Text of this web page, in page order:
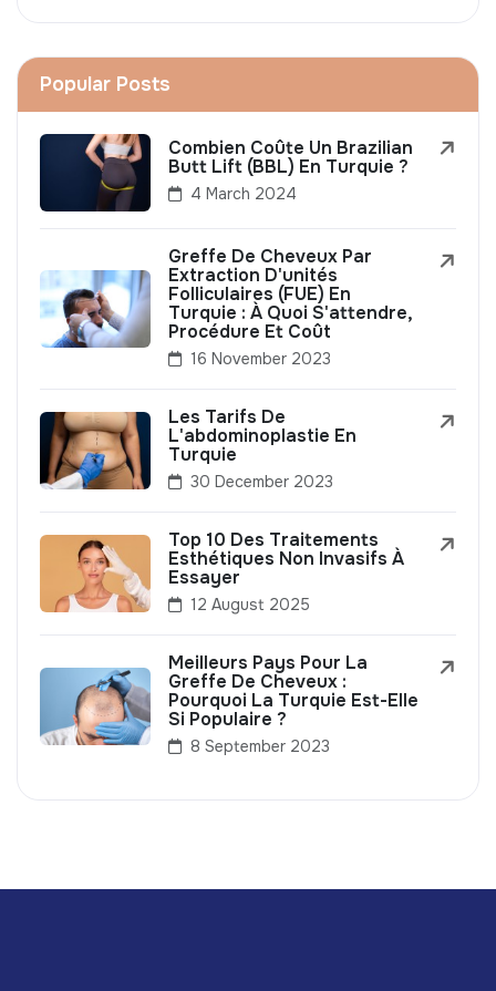
Popular Posts
Combien Coûte Un Brazilian
Butt Lift (BBL) En Turquie ?
4 March 2024
Greffe De Cheveux Par
Extraction D'unités
Folliculaires (FUE) En
Turquie : À Quoi S'attendre,
Procédure Et Coût
16 November 2023
Les Tarifs De
L'abdominoplastie En
Turquie
30 December 2023
Top 10 Des Traitements
Esthétiques Non Invasifs À
Essayer
12 August 2025
Meilleurs Pays Pour La
Greffe De Cheveux :
Pourquoi La Turquie Est-Elle
Si Populaire ?
8 September 2023